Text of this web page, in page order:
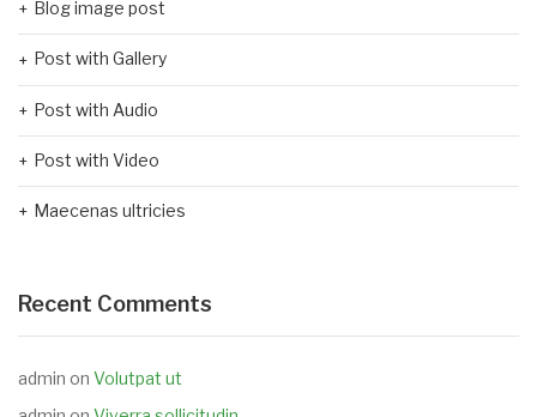
Blog image post
Post with Gallery
Post with Audio
Post with Video
Maecenas ultricies
Recent Comments
admin on Volutpat ut